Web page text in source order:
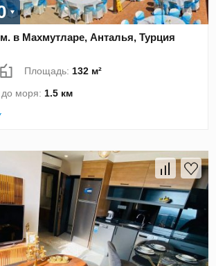
в Махмутларе, Анталья, Турция
Площадь: 132 м²
до моря: 1.5 км